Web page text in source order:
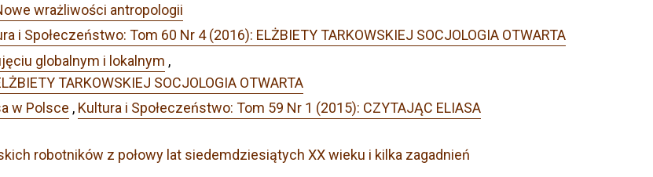
wrażliwości antropologii
i Społeczeństwo: Tom 60 Nr 4 (2016): ELŻBIETY TARKOWSKIEJ SOCJOLOGIA OTWARTA
globalnym i lokalnym ,
TARKOWSKIEJ SOCJOLOGIA OTWARTA
w Polsce , Kultura i Społeczeństwo: Tom 59 Nr 1 (2015): CZYTAJĄC ELIASA
robotników z połowy lat siedemdziesiątych XX wieku i kilka zagadnień